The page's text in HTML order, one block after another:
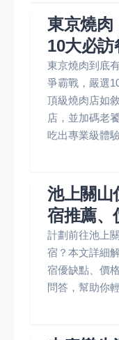
東京燒肉
10大必
東京燒肉到底
爭霸戰，嚴選
頂級燒肉店如
店，並加碼老
吃出專業級體驗
池上關山
宿推薦、
計劃前往池上
宿？本文詳細
宿優缺點、價
問答，幫助你